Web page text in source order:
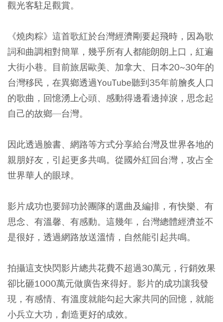
觀光客駐足觀賞。
《燒肉粽》這首歌紅於台灣經濟剛要起飛時，因為歌
詞和曲調相對簡單，幾乎所有人都能朗朗上口，紅遍
大街小巷。目前旅居歐美、加拿大、日本20~30年的
台灣移民，在異鄉透過YouTube聽到35年前膾炙人口
的歌曲，回憶湧上心頭、感動得邊看邊掉淚，思念起
自己的故鄉—台灣。
因此透過臉書、網路等方式分享給台灣及世界各地的
親朋好友，引起更多共鳴。從國外紅回台灣，攻占全
世界華人的眼球。
影片成功也要歸功於團隊的選曲及編排，有快樂、有
思念、有溫馨、有感動。這幾年，台灣總體經濟並不
是很好，透過網路放送溫情，自然能引起共鳴。
拍攝這支快閃影片總共花費不超過30萬元，行銷效果
卻比砸1000萬元做廣告來得好。影片的成功讓我發
現，有感情、有溫度就能勾起大家共同的回憶，就能
小兵立大功，創造更好的成效。